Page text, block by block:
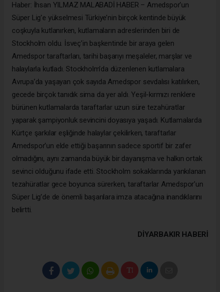
Haber: İhsan YILMAZ MALABADİ HABER – Amedspor’un
Süper Lig’e yükselmesi Türkiye’nin birçok kentinde büyük
coşkuyla kutlanırken, kutlamaların adreslerinden biri de
Stockholm oldu. İsveç’in başkentinde bir araya gelen
Amedspor taraftarları, tarihi başarıyı meşaleler, marşlar ve
halaylarla kutladı. Stockholm’da düzenlenen kutlamalara
Avrupa’da yaşayan çok sayıda Amedspor sevdalısı katılırken,
gecede birçok tanıdık sima da yer aldı. Yeşil-kırmızı renklere
bürünen kutlamalarda taraftarlar uzun süre tezahüratlar
yaparak şampiyonluk sevincini doyasıya yaşadı. Kutlamalarda
Kürtçe şarkılar eşliğinde halaylar çekilirken, taraftarlar
Amedspor’un elde ettiği başarının sadece sportif bir zafer
olmadığını, aynı zamanda büyük bir dayanışma ve halkın ortak
sevinci olduğunu ifade etti. Stockholm sokaklarında yankılanan
tezahüratlar gece boyunca sürerken, taraftarlar Amedspor’un
Süper Lig’de de önemli başarılara imza atacağına inandıklarını
belirtti.
DIYARBAKIR HABERİ